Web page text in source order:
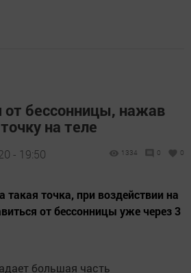
от бессонницы, нажав
на теле
- 19:50 1334 0 0
такая точка, при воздействии на
от бессонницы уже через 3
большая часть